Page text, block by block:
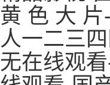
黄 色 大
人一二三
无在线观